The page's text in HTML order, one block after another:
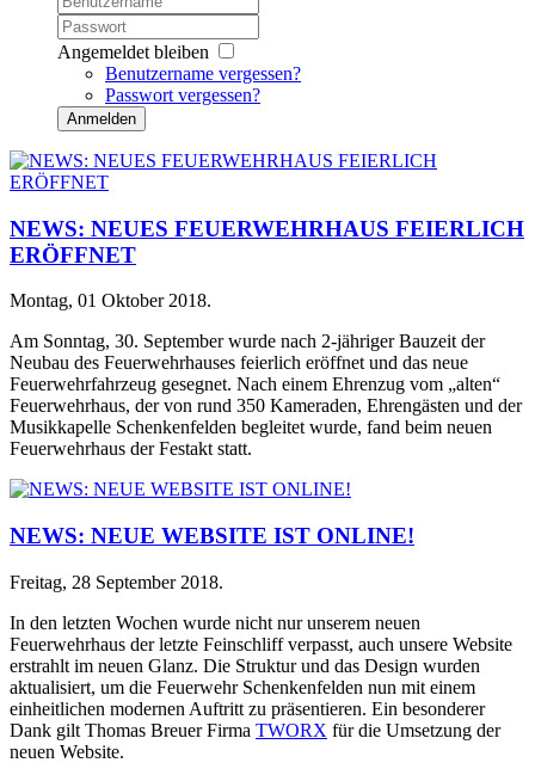
Angemeldet bleiben
Benutzername vergessen?
Passwort vergessen?
Anmelden
NEWS: NEUES FEUERWEHRHAUS FEIERLICH
ERÖFFNET
Montag, 01 Oktober 2018.
Am Sonntag, 30. September wurde nach 2-jähriger Bauzeit der
Neubau des Feuerwehrhauses feierlich eröffnet und das neue
Feuerwehrfahrzeug gesegnet. Nach einem Ehrenzug vom „alten“
Feuerwehrhaus, der von rund 350 Kameraden, Ehrengästen und der
Musikkapelle Schenkenfelden begleitet wurde, fand beim neuen
Feuerwehrhaus der Festakt statt.
NEWS: NEUE WEBSITE IST ONLINE!
Freitag, 28 September 2018.
In den letzten Wochen wurde nicht nur unserem neuen
Feuerwehrhaus der letzte Feinschliff verpasst, auch unsere Website
erstrahlt im neuen Glanz. Die Struktur und das Design wurden
aktualisiert, um die Feuerwehr Schenkenfelden nun mit einem
einheitlichen modernen Auftritt zu präsentieren. Ein besonderer
Dank gilt Thomas Breuer Firma TWORX für die Umsetzung der
neuen Website.